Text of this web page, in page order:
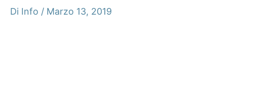
Di Info / Marzo 13, 2019